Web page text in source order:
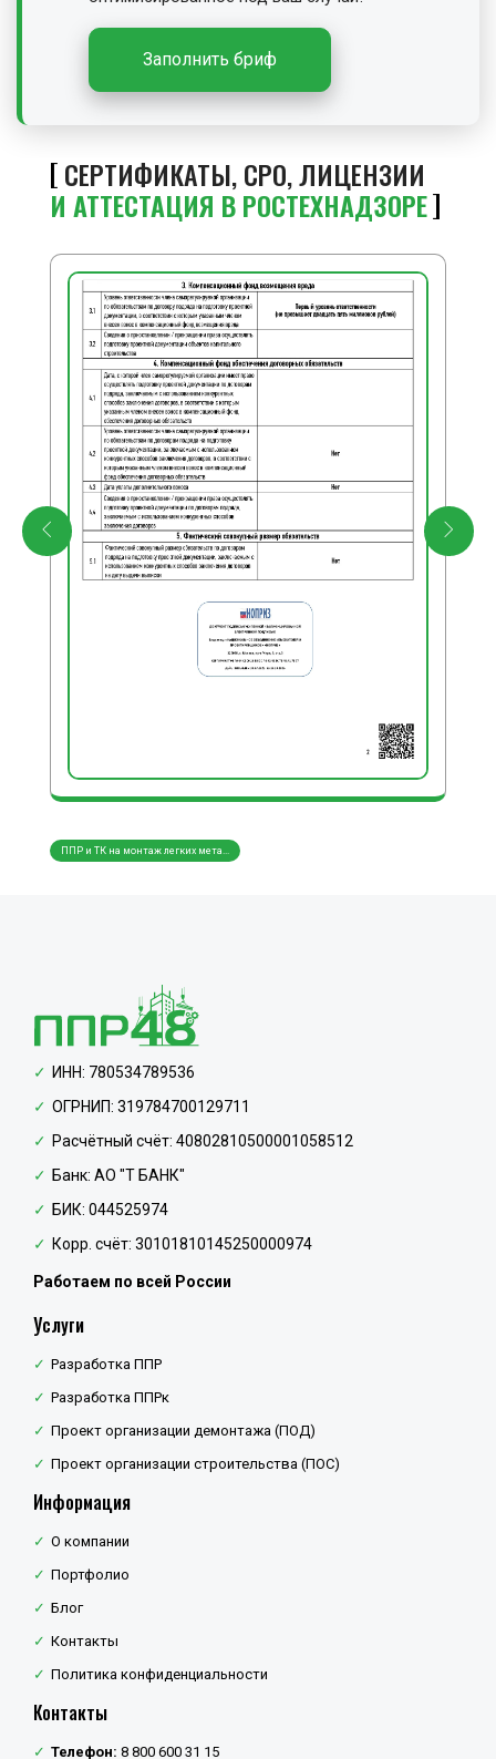
Заполнить бриф
СЕРТИФИКАТЫ, СРО, ЛИЦЕНЗИИ
И АТТЕСТАЦИЯ В РОСТЕХНАДЗОРЕ
ППР и ТК на монтаж легких мета...
ИНН: 780534789536
ОГРНИП: 319784700129711
Расчётный счёт: 40802810500001058512
Банк: АО "Т БАНК"
БИК: 044525974
Корр. счёт: 30101810145250000974
Работаем по всей России
Услуги
Разработка ППР
Разработка ППРк
Проект организации демонтажа (ПОД)
Проект организации строительства (ПОС)
Информация
О компании
Портфолио
Блог
Контакты
Политика конфиденциальности
Контакты
Телефон: 8 800 600 31 15